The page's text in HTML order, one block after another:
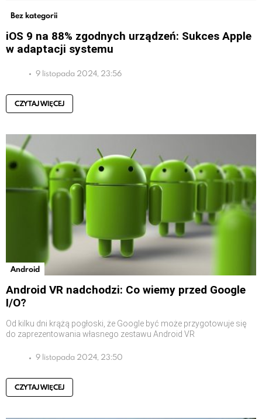
Bez kategorii
iOS 9 na 88% zgodnych urządzeń: Sukces Apple
w adaptacji systemu
9 listopada 2024, 23:56
CZYTAJ WIĘCEJ
Android
Android VR nadchodzi: Co wiemy przed Google
I/O?
Od kilku dni krążą pogłoski, że Google być może przygotowuje się
do zaprezentowania własnego zestawu Android VR
9 listopada 2024, 23:50
CZYTAJ WIĘCEJ